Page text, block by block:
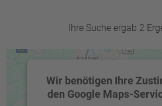
Ihre Suche ergab 2
Wir benötigen Ihre
den Google Maps-